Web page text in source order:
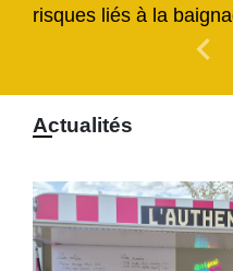
risques liés à la
chevron_left
Actualités